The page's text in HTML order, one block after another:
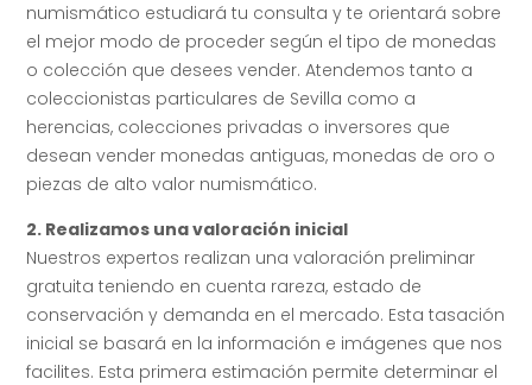
numismático estudiará tu consulta y te orientará sobre
el mejor modo de proceder según el tipo de monedas
o colección que desees vender. Atendemos tanto a
coleccionistas particulares de Sevilla como a
herencias, colecciones privadas o inversores que
desean vender monedas antiguas, monedas de oro o
piezas de alto valor numismático.
2. Realizamos una valoración inicial
Nuestros expertos realizan una valoración preliminar
gratuita teniendo en cuenta rareza, estado de
conservación y demanda en el mercado. Esta tasación
inicial se basará en la información e imágenes que nos
facilites. Esta primera estimación permite determinar el